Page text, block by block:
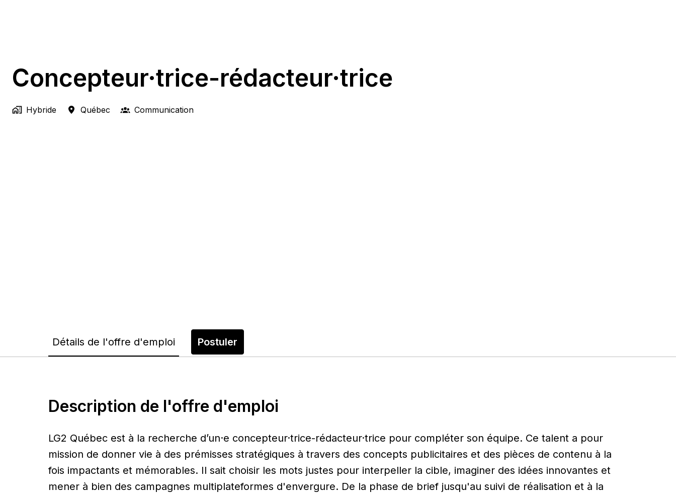
Concepteur·trice-rédacteur·trice
Hybride Québec Communication
Détails de l'offre d'emploi Postuler
Description de l'offre d'emploi
LG2 Québec est à la recherche d’un·e concepteur·trice-rédacteur·trice pour compléter son équipe. Ce talent a pour
mission de donner vie à des prémisses stratégiques à travers des concepts publicitaires et des pièces de contenu à la
fois impactants et mémorables. Il sait choisir les mots justes pour interpeller la cible, imaginer des idées innovantes et
mener à bien des campagnes multiplateformes d'envergure. De la phase de brief jusqu'au suivi de réalisation et à la